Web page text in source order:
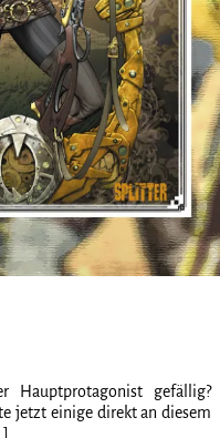
Hauptprotagonist gefällig?
jetzt einige direkt an diesem